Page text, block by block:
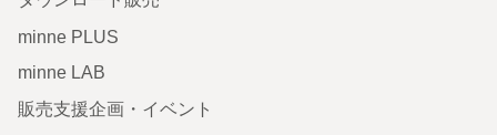
minne PLUS
minne LAB
販売支援企画・イベント